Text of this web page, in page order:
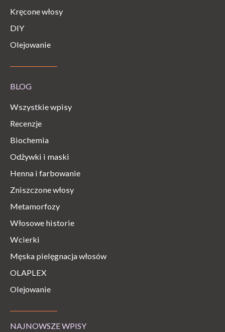
Kręcone włosy
DIY
Olejowanie
BLOG
Wszystkie wpisy
Recenzje
Biochemia
Odżywki i maski
Henna i farbowanie
Zniszczone włosy
Metamorfozy
Włosowe historie
Wcierki
Męska pielęgnacja włosów
OLAPLEX
Olejowanie
NAJNOWSZE WPISY